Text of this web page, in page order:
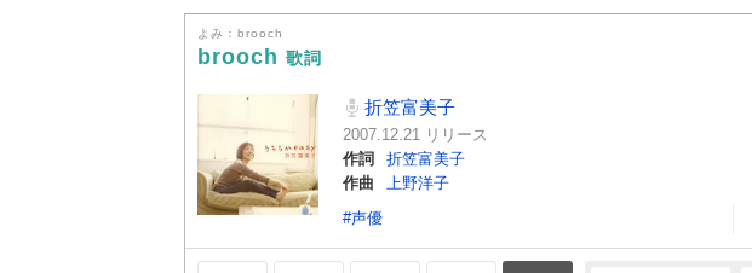
よみ：brooch
brooch 歌詞
折笠富美子
2007.12.21 リリース
作詞
折笠富美子
作曲
上野洋子
#声優